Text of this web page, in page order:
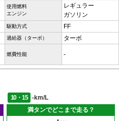
使用燃料
エンジン
レギュラー
ガソリン
駆動方式 FF
過給器（ターボ） ターボ
燃費性能 -
10・15
-km/L
満タンでどこまで走る？